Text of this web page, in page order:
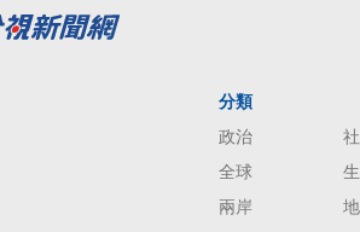
分類
政治
全球
兩岸